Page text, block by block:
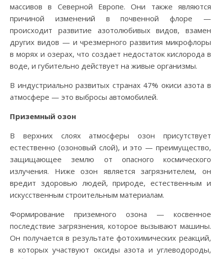
массивов в Северной Европе. Они также являются
причиной изменений в почвенной флоре —
происходит развитие азотолюбивых видов, взамен
других видов — и чрезмерного развития микрофлоры
в морях и озерах, что создает недостаток кислорода в
воде, и губительно действует на живые организмы.
В индустриально развитых странах 47% окиси азота в
атмосфере — это выбросы автомобилей.
Приземный озон
В верхних слоях атмосферы озон присутствует
естественно (озоновый слой), и это — преимущество,
защищающее землю от опасного космического
излучения. Ниже озон является загрязнителем, он
вредит здоровью людей, природе, естественным и
искусственным строительным материалам.
Формирование приземного озона — косвенное
последствие загрязнения, которое вызывают машины.
Он получается в результате фотохимических реакций,
в которых участвуют оксиды азота и углеводороды,